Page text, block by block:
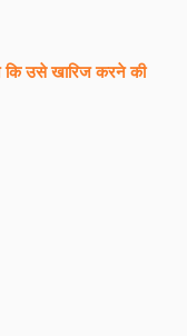
कि उसे खारिज करने की